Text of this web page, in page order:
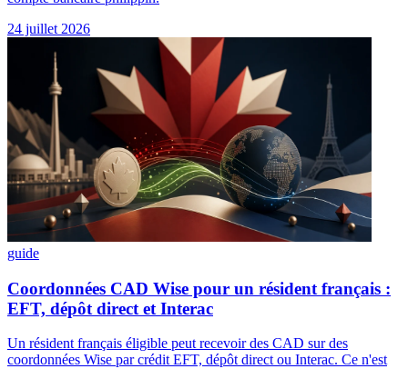
24 juillet 2026
guide
Coordonnées CAD Wise pour un résident français :
EFT, dépôt direct et Interac
Un résident français éligible peut recevoir des CAD sur des
coordonnées Wise par crédit EFT, dépôt direct ou Interac. Ce n'est